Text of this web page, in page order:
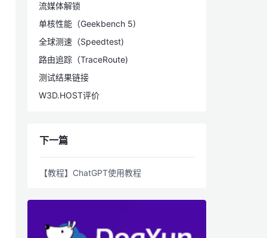
流媒体解锁
单核性能（Geekbench 5)
全球测速（Speedtest)
路由追踪（TraceRoute)
测试结果链接
W3D.HOST评价
下一篇
【教程】ChatGPT使用教程